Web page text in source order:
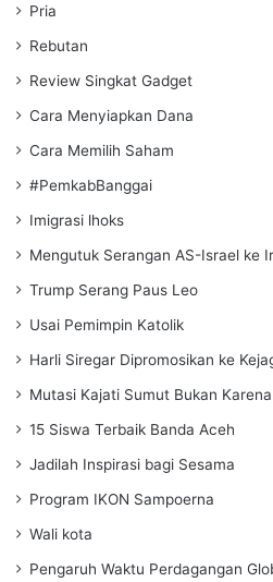
Pria
Rebutan
Review Singkat Gadget
Cara Menyiapkan Dana
Cara Memilih Saham
#PemkabBanggai
Imigrasi lhoks
Mengutuk Serangan AS-Israel ke
Trump Serang Paus Leo
Usai Pemimpin Katolik
Harli Siregar Dipromosikan ke
Mutasi Kajati Sumut Bukan
15 Siswa Terbaik Banda Aceh
Jadilah Inspirasi bagi Sesama
Program IKON Sampoerna
Wali kota
Pengaruh Waktu Perdagangan